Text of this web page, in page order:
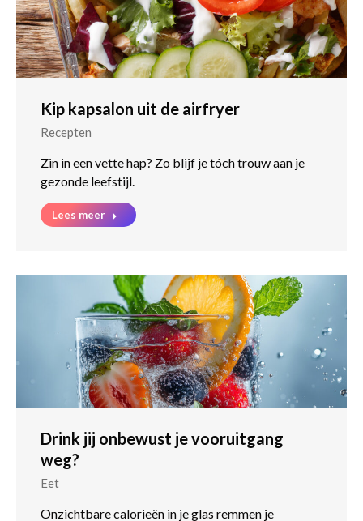
Kip kapsalon uit de airfryer
Recepten
Zin in een vette hap? Zo blijf je tóch trouw aan je
gezonde leefstijl.
Lees meer
Drink jij onbewust je vooruitgang
weg?
Eet
Onzichtbare calorieën in je glas remmen je